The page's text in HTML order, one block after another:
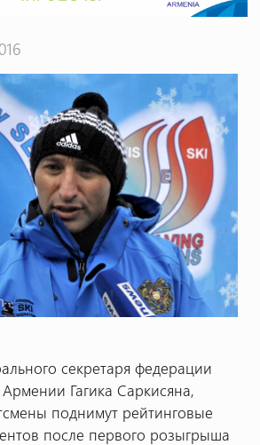
секретаря федерации
Гагика Саркисяна,
поднимут рейтинговые
после первого розыгрыша